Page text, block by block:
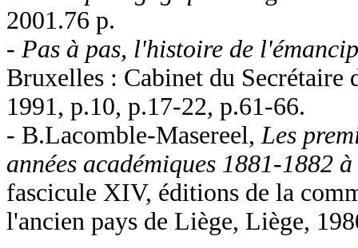
2001.76 p.
- Pas à pas, l'histoire de
Bruxelles : Cabinet du
1991, p.10, p.17-22, p.61-66.
- B.Lacomble-Masereel, Les
années académiques 1881-1882
fascicule XIV, éditions de la
l'ancien pays de Liège, Liège,